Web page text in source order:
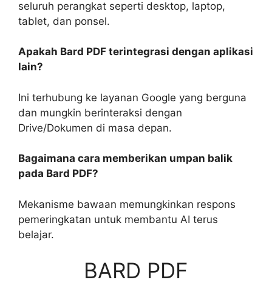
seluruh perangkat seperti desktop, laptop,
tablet, dan ponsel.
Apakah Bard PDF terintegrasi dengan aplikasi
lain?
Ini terhubung ke layanan Google yang berguna
dan mungkin berinteraksi dengan
Drive/Dokumen di masa depan.
Bagaimana cara memberikan umpan balik
pada Bard PDF?
Mekanisme bawaan memungkinkan respons
pemeringkatan untuk membantu AI terus
belajar.
BARD PDF